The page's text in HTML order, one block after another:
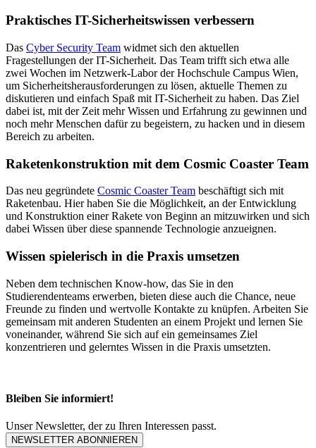
Praktisches IT-Sicherheitswissen verbessern
Das Cyber Security Team widmet sich den aktuellen
Fragestellungen der IT-Sicherheit. Das Team trifft sich etwa alle
zwei Wochen im Netzwerk-Labor der Hochschule Campus Wien,
um Sicherheitsherausforderungen zu lösen, aktuelle Themen zu
diskutieren und einfach Spaß mit IT-Sicherheit zu haben. Das Ziel
dabei ist, mit der Zeit mehr Wissen und Erfahrung zu gewinnen und
noch mehr Menschen dafür zu begeistern, zu hacken und in diesem
Bereich zu arbeiten.
Raketenkonstruktion mit dem Cosmic Coaster Team
Das neu gegründete Cosmic Coaster Team beschäftigt sich mit
Raketenbau. Hier haben Sie die Möglichkeit, an der Entwicklung
und Konstruktion einer Rakete von Beginn an mitzuwirken und sich
dabei Wissen über diese spannende Technologie anzueignen.
Wissen spielerisch in die Praxis umsetzen
Neben dem technischen Know-how, das Sie in den
Studierendenteams erwerben, bieten diese auch die Chance, neue
Freunde zu finden und wertvolle Kontakte zu knüpfen. Arbeiten Sie
gemeinsam mit anderen Studenten an einem Projekt und lernen Sie
voneinander, während Sie sich auf ein gemeinsames Ziel
konzentrieren und gelerntes Wissen in die Praxis umsetzten.
Bleiben Sie informiert!
Unser Newsletter, der zu Ihren Interessen passt.
NEWSLETTER ABONNIEREN